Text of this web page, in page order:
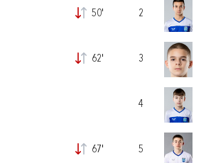
50'
62'
67'
2
3
4
5